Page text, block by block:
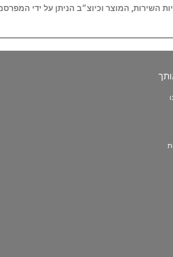
השירות, המוצר וכיוצ״ב הניתן על ידי